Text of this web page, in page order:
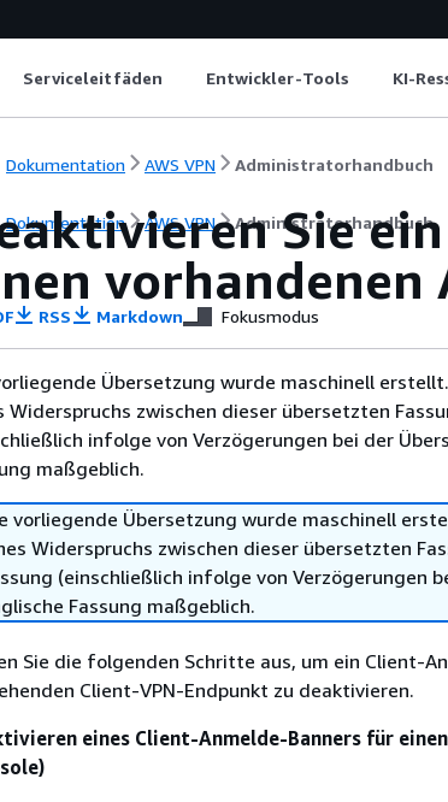
Serviceleitfäden Entwickler-Tools KI-
Dokumentation AWS VPN Administratorhandbuch
Dokumentation AWS VPN Administratorhandbuch
Sie
vorhandenen
RSS Markdown Fokusmodus
Übersetzung wurde maschinell
Widerspruchs zwischen dieser übersetzten
infolge von Verzögerungen bei der
maßgeblich.
vorliegende Übersetzung wurde maschinell
Widerspruchs zwischen dieser übersetzten
(einschließlich infolge von Verzögerungen
Fassung maßgeblich.
Sie die folgenden Schritte aus, um ein Client-
Client-VPN-Endpunkt zu deaktivieren.
eines Client-Anmelde-Banners für